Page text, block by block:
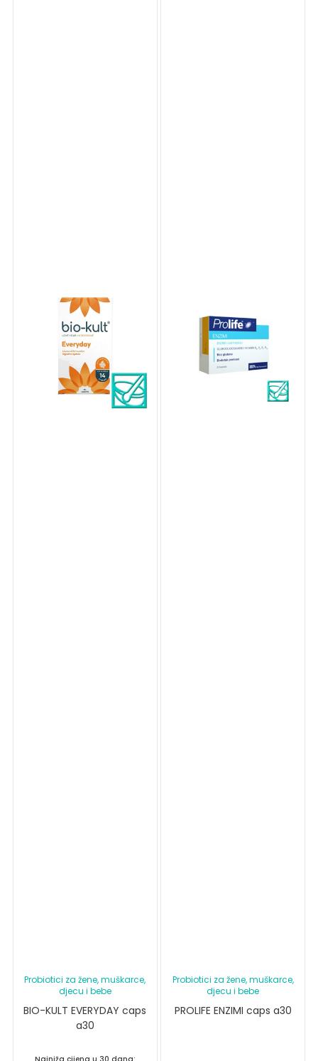
Probiotici za žene, muškarce,
djecu i bebe
BIO-KULT EVERYDAY caps
a30
Probiotici za žene, muškarce,
djecu i bebe
PROLIFE ENZIMI caps a30